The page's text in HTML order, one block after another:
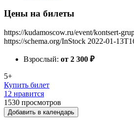
Цены на билеты
https://kudamoscow.ru/event/kontsert-
https://schema.org/InStock 2022-01-
Взрослый: от 2 300 ₽
5+
Купить билет
12 нравится
1530 просмотров
Добавить в календарь